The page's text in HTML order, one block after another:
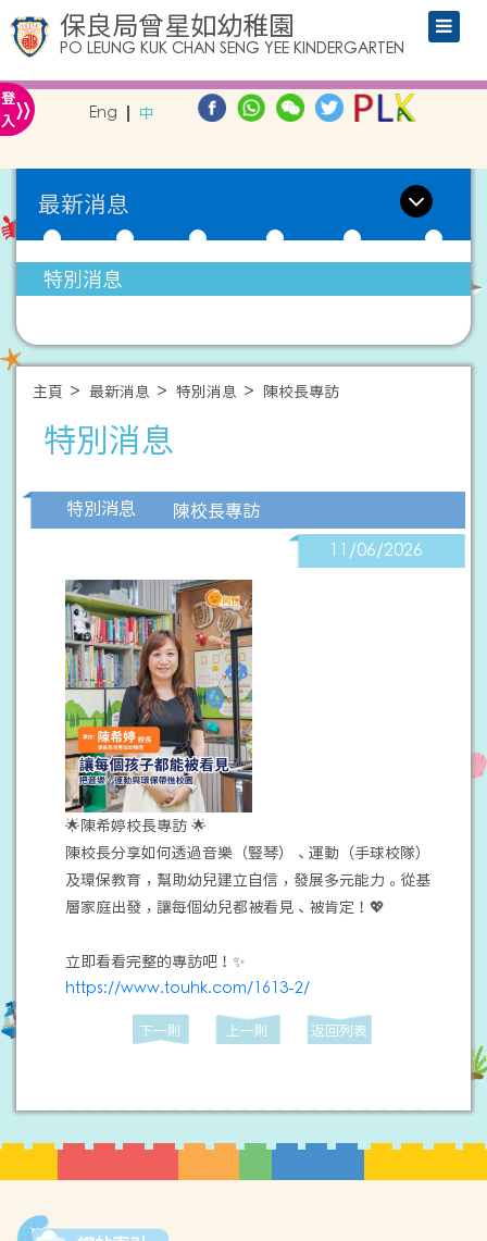
保良局曾星如幼稚園
PO LEUNG KUK CHAN SENG YEE KINDERGARTEN
登
入» Eng 中
最新消息
特別消息
主頁 最新消息 特別消息 陳校長專訪
特別消息
特別消息
陳校長專訪
11/06/2026
🌟陳希婷校長專訪 🌟
陳校長分享如何透過音樂（豎琴）、運動（手球校隊）
及環保教育，幫助幼兒建立自信，發展多元能力。從基
層家庭出發，讓每個幼兒都被看見、被肯定！💖
立即看看完整的專訪吧！✨
https://www.touhk.com/1613-2/
下一則 上一則 返回列表